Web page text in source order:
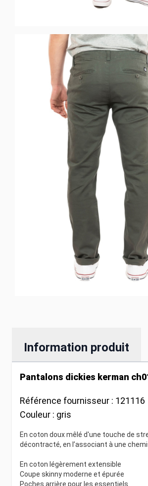
Information produit
Pantalons dickies kerman
Référence fournisseur : 121116
Couleur : gris
En coton doux mêlé d'une touche de
décontracté, en l’associant à une
En coton légèrement extensible
Coupe skinny moderne et épurée
Poches arrière pour les essentiels